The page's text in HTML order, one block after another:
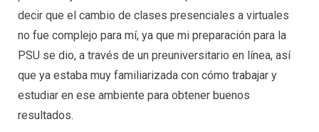
decir que el cambio de clases presenciales a virtuales
no fue complejo para mí, ya que mi preparación para la
PSU se dio, a través de un preuniversitario en línea, así
que ya estaba muy familiarizada con cómo trabajar y
estudiar en ese ambiente para obtener buenos
resultados.